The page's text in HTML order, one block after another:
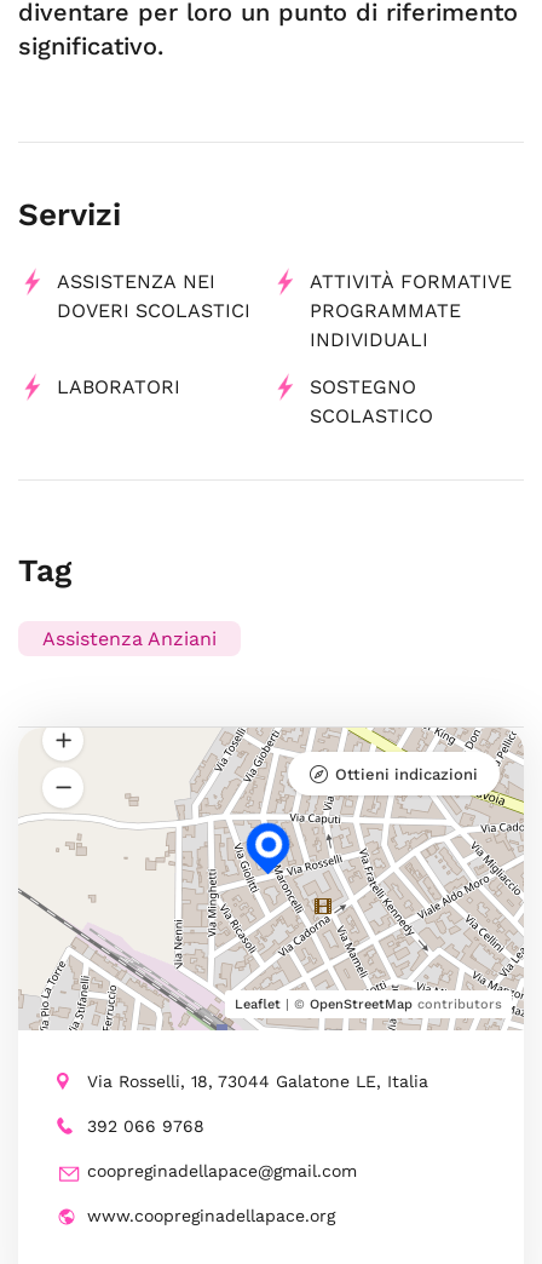
diventare per loro un punto di riferimento
significativo.
Servizi
ASSISTENZA NEI
DOVERI SCOLASTICI
ATTIVITÀ FORMATIVE
PROGRAMMATE
INDIVIDUALI
LABORATORI
SOSTEGNO
SCOLASTICO
Tag
Assistenza Anziani
Leaflet | © OpenStreetMap contributors
Ottieni indicazioni
Via Rosselli, 18, 73044 Galatone LE, Italia
392 066 9768
coopreginadellapace@gmail.com
www.coopreginadellapace.org